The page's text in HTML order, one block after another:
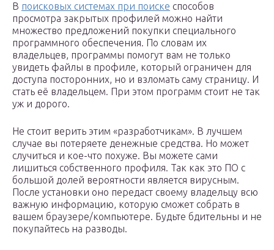
В поисковых системах при поиске способов
просмотра закрытых профилей можно найти
множество предложений покупки специального
программного обеспечения. По словам их
владельцев, программы помогут вам не только
увидеть файлы в профиле, который ограничен для
доступа посторонних, но и взломать саму страницу. И
стать её владельцем. При этом программ стоит не так
уж и дорого.
Не стоит верить этим «разработчикам». В лучшем
случае вы потеряете денежные средства. Но может
случиться и кое-что похуже. Вы можете сами
лишиться собственного профиля. Так как это ПО с
большой долей вероятности является вирусным.
После установки оно передаст своему владельцу всю
важную информацию, которую сможет собрать в
вашем браузере/компьютере. Будьте бдительны и не
покупайтесь на разводы.